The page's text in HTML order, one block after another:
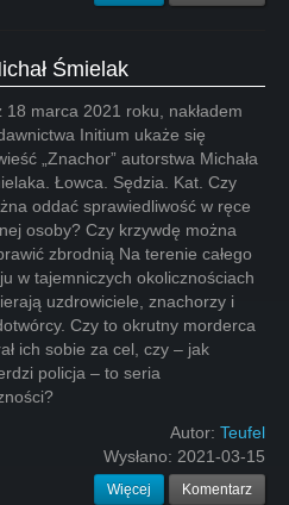
Śmielak
18 marca 2021 roku, nakładem
Initium ukaże się
„Znachor” autorstwa Michała
Łowca. Sędzia. Kat. Czy
oddać sprawiedliwość w ręce
osoby? Czy krzywdę można
zbrodnią Na terenie całego
w tajemniczych okolicznościach
uzdrowiciele, znachorzy i
Czy to okrutny morderca
ich sobie za cel, czy – jak
policja – to seria
Autor: Teufel
Wysłano: 2021-03-15
Więcej Komentarz